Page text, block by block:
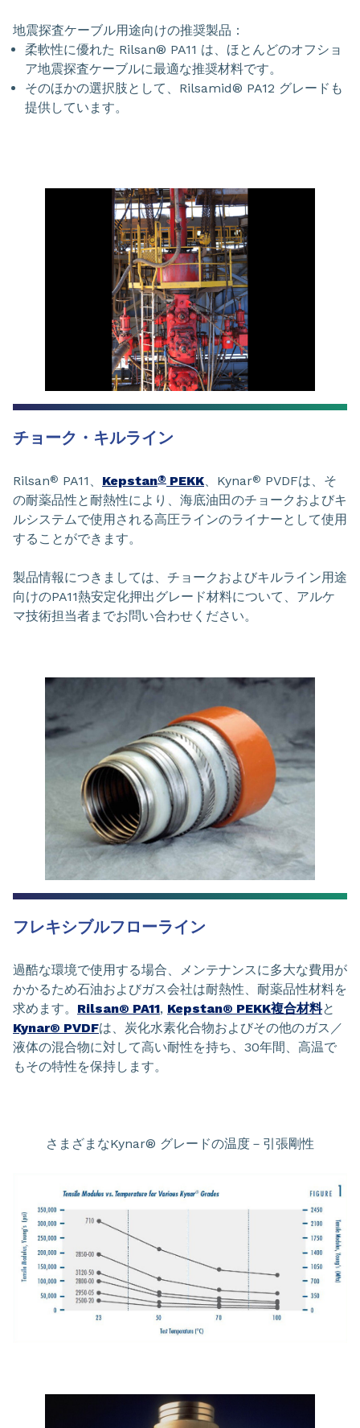
地震探査ケーブル用途向けの推奨製品：
柔軟性に優れた Rilsan® PA11 は、ほとんどのオフショ
ア地震探査ケーブルに最適な推奨材料です。
そのほかの選択肢として、Rilsamid® PA12 グレードも
提供しています。
チョーク・キルライン
Rilsan® PA11、 Kepstan® PEKK、Kynar® PVDFは、そ
の耐薬品性と耐熱性により、海底油田のチョークおよびキ
ルシステムで使用される高圧ラインのライナーとして使用
することができます。
製品情報につきましては、チョークおよびキルライン用途
向けのPA11熱安定化押出グレード材料について、アルケ
マ技術担当者までお問い合わせください。
フレキシブルフローライン
過酷な環境で使用する場合、メンテナンスに多大な費用が
かかるため石油およびガス会社は耐熱性、耐薬品性材料を
求めます。 Rilsan® PA11, Kepstan® PEKK複合材料と
Kynar® PVDFは、炭化水素化合物およびその他のガス／
液体の混合物に対して高い耐性を持ち、30年間、高温で
もその特性を保持します。
さまざまなKynar® グレードの温度－引張剛性